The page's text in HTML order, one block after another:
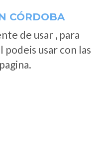
CÓRDOBA
de usar , para
usar con las